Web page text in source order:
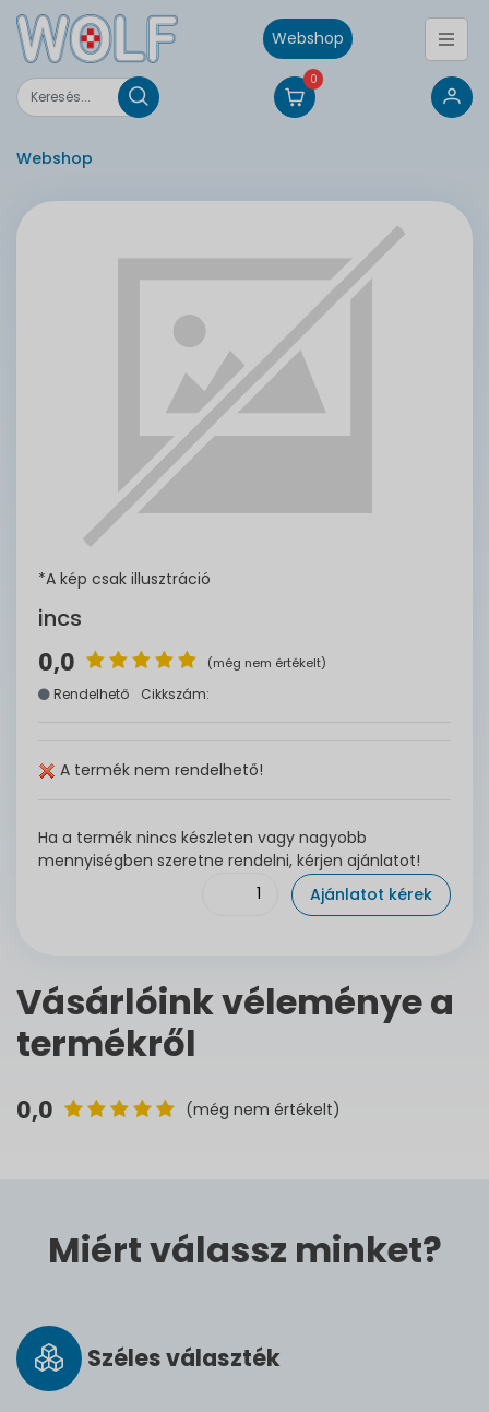
Webshop
0
Webshop
*A kép csak illusztráció
incs
0,0 (még nem értékelt)
Rendelhető Cikkszám:
A termék nem rendelhető!
Ha a termék nincs készleten vagy nagyobb
mennyiségben szeretne rendelni, kérjen ajánlatot!
Ajánlatot kérek
Vásárlóink véleménye a
termékről
0,0 (még nem értékelt)
Miért válassz minket?
Széles vá­lasz­ték